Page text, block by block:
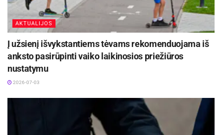
AKTUALIJOS
Į užsienį išvykstantiems tėvams rekomenduojama iš
anksto pasirūpinti vaiko laikinosios priežiūros
nustatymu
2026-07-03